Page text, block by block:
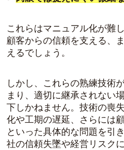
これらはマニュアル化が難
顧客からの信頼を支える、
えるでしょう。
しかし、これらの熟練技術
まり、適切に継承されない
下しかねません。技術の喪
化や工期の遅延、さらには
といった具体的な問題を引
社の信頼失墜や経営リスク